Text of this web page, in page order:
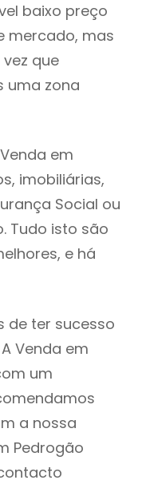
baixo preço
mercado, mas
que
uma zona
em
imobiliárias,
Social ou
Tudo isto são
e há
de ter sucesso
Venda em
um
a nossa
Pedrogão